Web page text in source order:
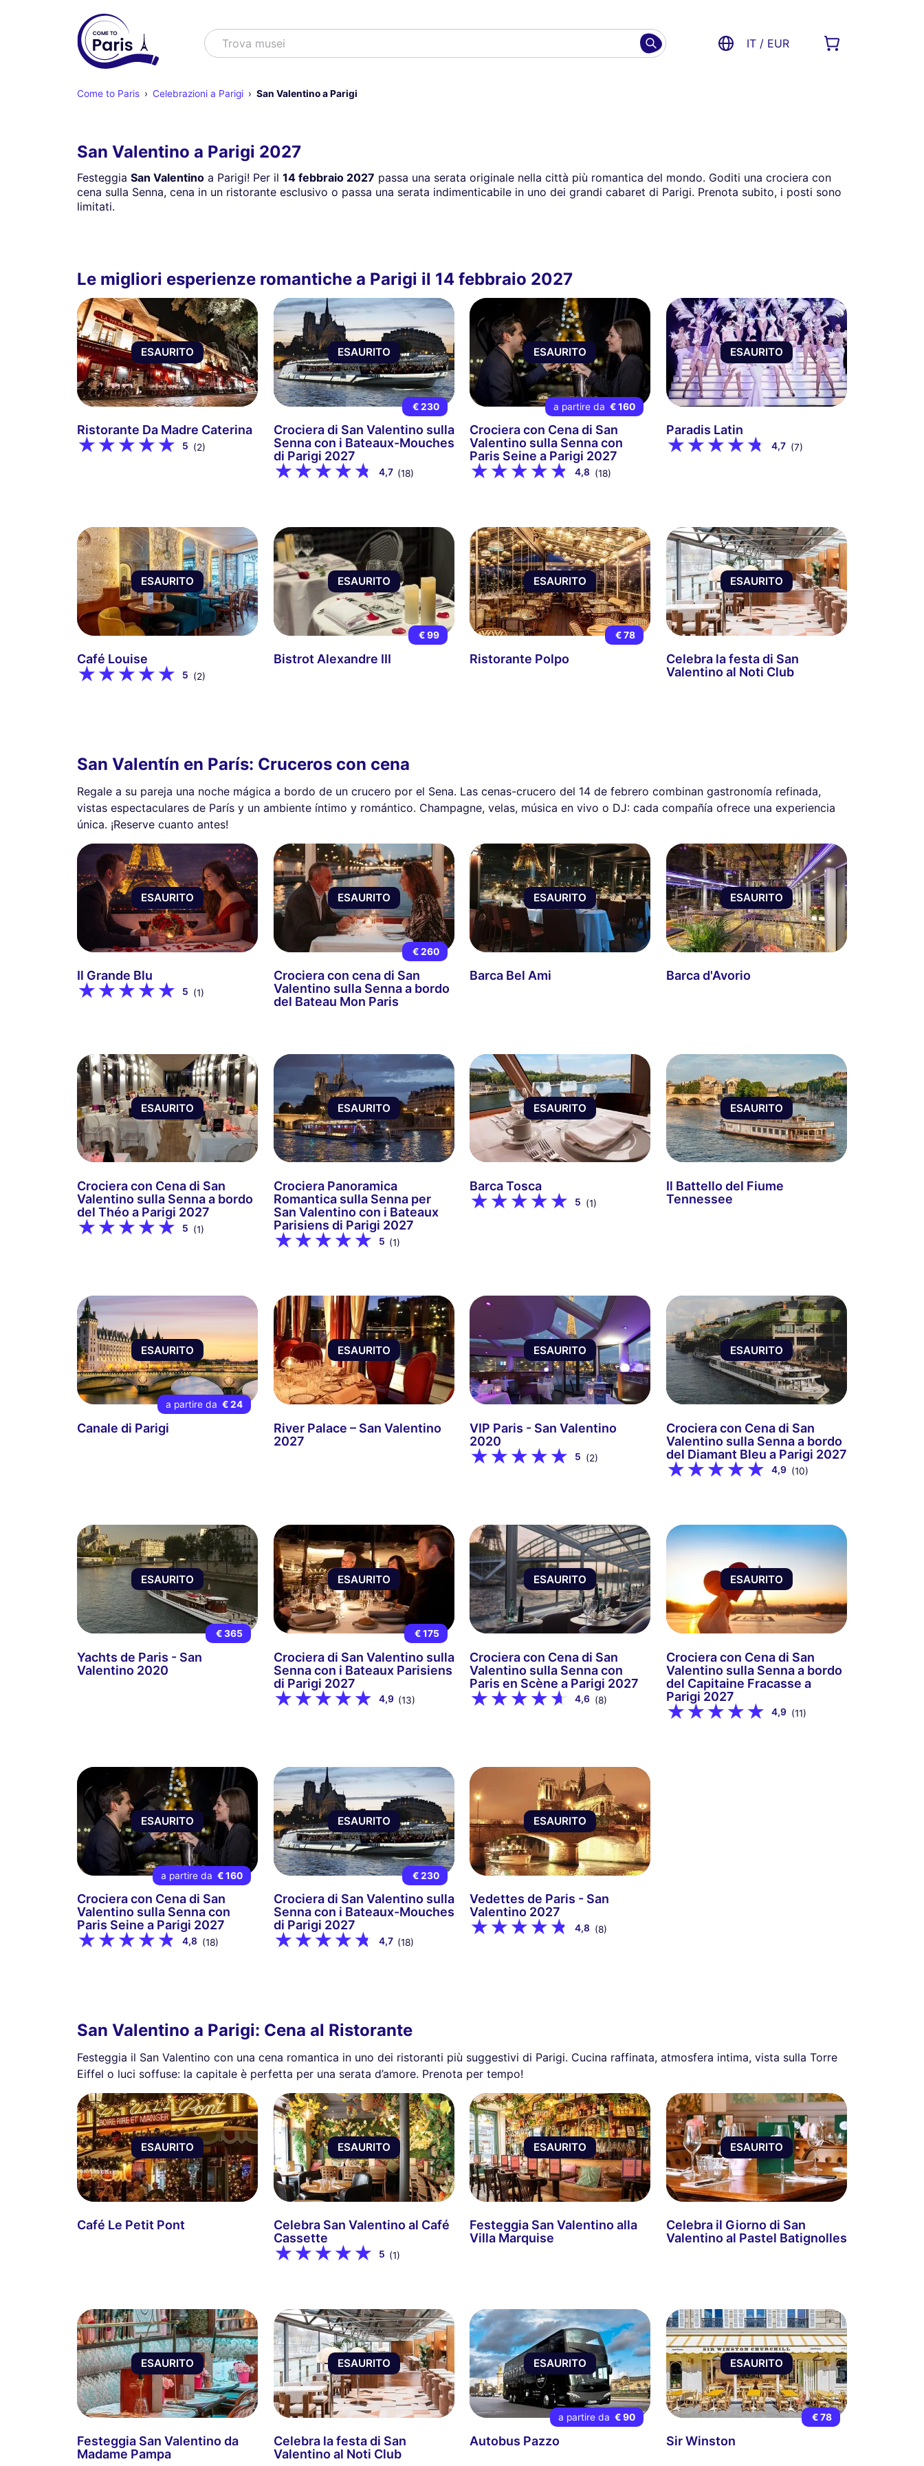
Cercare
Trova spettacoli IT / EUR
Come to Paris Celebrazioni a Parigi San Valentino a Parigi
San Valentino a Parigi 2027
Festeggia San Valentino a Parigi! Per il 14 febbraio 2027 passa una serata originale nella città più romantica del mondo. Goditi una crociera con
cena sulla Senna, cena in un ristorante esclusivo o passa una serata indimenticabile in uno dei grandi cabaret di Parigi. Prenota subito, i posti sono
limitati.
Le migliori esperienze romantiche a Parigi il 14 febbraio 2027
ESAURITO
Ristorante Da Madre Caterina
5 (2)
ESAURITO
€ 230
Crociera di San Valentino sulla
Senna con i Bateaux-Mouches
di Parigi 2027
4,7 (18)
ESAURITO
a partire da € 160
Crociera con Cena di San
Valentino sulla Senna con
Paris Seine a Parigi 2027
4,8 (18)
ESAURITO
Paradis Latin
4,7 (7)
ESAURITO
Café Louise
5 (2)
ESAURITO
€ 99
Bistrot Alexandre III
ESAURITO
€ 78
Ristorante Polpo
ESAURITO
Celebra la festa di San
Valentino al Noti Club
San Valentín en París: Cruceros con cena
Regale a su pareja una noche mágica a bordo de un crucero por el Sena. Las cenas-crucero del 14 de febrero combinan gastronomía refinada,
vistas espectaculares de París y un ambiente íntimo y romántico. Champagne, velas, música en vivo o DJ: cada compañía ofrece una experiencia
única. ¡Reserve cuanto antes!
ESAURITO
Il Grande Blu
5 (1)
ESAURITO
€ 260
Crociera con cena di San
Valentino sulla Senna a bordo
del Bateau Mon Paris
ESAURITO
Barca Bel Ami
ESAURITO
Barca d'Avorio
ESAURITO
Crociera con Cena di San
Valentino sulla Senna a bordo
del Théo a Parigi 2027
5 (1)
ESAURITO
Crociera Panoramica
Romantica sulla Senna per
San Valentino con i Bateaux
Parisiens di Parigi 2027
5 (1)
ESAURITO
Barca Tosca
5 (1)
ESAURITO
Il Battello del Fiume
Tennessee
ESAURITO
a partire da € 24
Canale di Parigi
ESAURITO
River Palace – San Valentino
2027
ESAURITO
VIP Paris - San Valentino
2020
5 (2)
ESAURITO
Crociera con Cena di San
Valentino sulla Senna a bordo
del Diamant Bleu a Parigi 2027
4,9 (10)
ESAURITO
€ 365
Yachts de Paris - San
Valentino 2020
ESAURITO
€ 175
Crociera di San Valentino sulla
Senna con i Bateaux Parisiens
di Parigi 2027
4,9 (13)
ESAURITO
Crociera con Cena di San
Valentino sulla Senna con
Paris en Scène a Parigi 2027
4,6 (8)
ESAURITO
Crociera con Cena di San
Valentino sulla Senna a bordo
del Capitaine Fracasse a
Parigi 2027
4,9 (11)
ESAURITO
a partire da € 160
Crociera con Cena di San
Valentino sulla Senna con
Paris Seine a Parigi 2027
4,8 (18)
ESAURITO
€ 230
Crociera di San Valentino sulla
Senna con i Bateaux-Mouches
di Parigi 2027
4,7 (18)
ESAURITO
Vedettes de Paris - San
Valentino 2027
4,8 (8)
San Valentino a Parigi: Cena al Ristorante
Festeggia il San Valentino con una cena romantica in uno dei ristoranti più suggestivi di Parigi. Cucina raffinata, atmosfera intima, vista sulla Torre
Eiffel o luci soffuse: la capitale è perfetta per una serata d’amore. Prenota per tempo!
ESAURITO
Café Le Petit Pont
ESAURITO
Celebra San Valentino al Café
Cassette
5 (1)
ESAURITO
Festeggia San Valentino alla
Villa Marquise
ESAURITO
Celebra il Giorno di San
Valentino al Pastel Batignolles
ESAURITO
Festeggia San Valentino da
Madame Pampa
ESAURITO
Celebra la festa di San
Valentino al Noti Club
ESAURITO
a partire da € 90
Autobus Pazzo
ESAURITO
€ 78
Sir Winston